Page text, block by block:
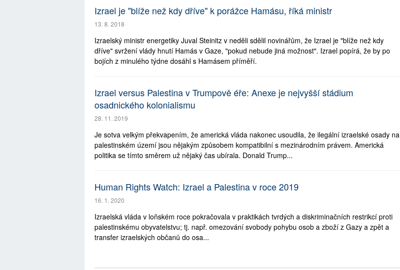
Izrael je "blíže než kdy dříve" k porážce Hamásu, říká ministr
13. 8. 2018
Izraelský ministr energetiky Juval Steinitz v neděli sdělil novinářům, že Izrael je "blíže než kdy
dříve" svržení vlády hnutí Hamás v Gaze, "pokud nebude jiná možnost". Izrael popírá, že by po
bojích z minulého týdne dosáhl s Hamásem příměří.
Izrael versus Palestina v Trumpově éře: Anexe je nejvyšší stádium
osadnického kolonialismu
28. 11. 2019
Je sotva velkým překvapením, že americká vláda nakonec usoudila, že ilegální izraelské osady na
palestinském území jsou nějakým způsobem kompatibilní s mezinárodním právem. Americká
politika se tímto směrem už nějaký čas ubírala. Donald Trump...
Human Rights Watch: Izrael a Palestina v roce 2019
16. 1. 2020
Izraelská vláda v loňském roce pokračovala v praktikách tvrdých a diskriminačních restrikcí proti
palestinskému obyvatelstvu; tj. např. omezování svobody pohybu osob a zboží z Gazy a zpět a
transfer izraelských občanů do osa...